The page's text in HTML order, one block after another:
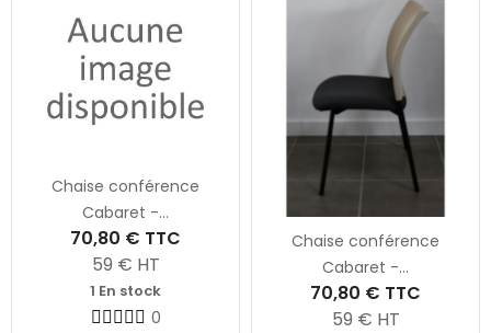
Chaise conférence
Cabaret -...
70,80 € TTC
59 € HT
1 En stock
0
Chaise conférence
Cabaret -...
70,80 € TTC
59 € HT